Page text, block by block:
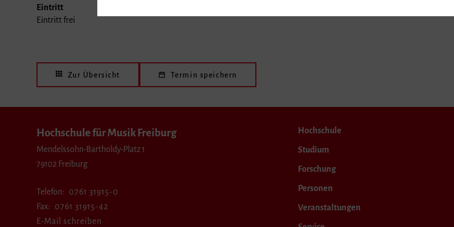
Eintritt
Eintritt frei
Zur Übersicht Termin speichern
Hochschule für Musik Freiburg
Mendelssohn-Bartholdy-Platz 1
79102 Freiburg
Telefon
0761 31915-0
Fax
0761 31915-42
E-Mail schreiben
Hochschule
Studium
Forschung
Personen
Veranstaltungen
Service